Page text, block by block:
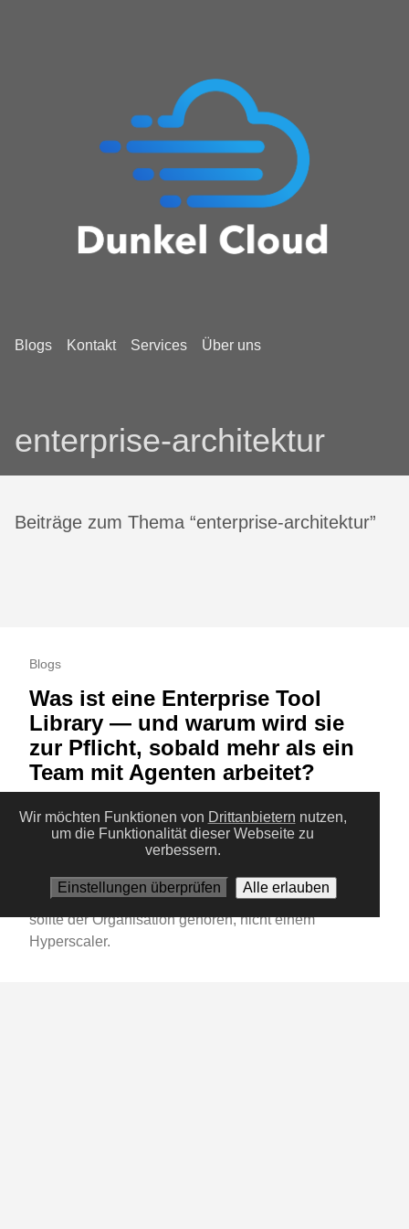
Wir möchten Funktionen von Drittanbietern nutzen,
um die Funktionalität dieser Webseite zu
verbessern.
Einstellungen überprüfen Alle erlauben
Blogs Kontakt Services Über uns
enterprise-architektur
Beiträge zum Thema “enterprise-architektur”
Blogs
Was ist eine Enterprise Tool
Library — und warum wird sie
zur Pflicht, sobald mehr als ein
Team mit Agenten arbeitet?
Eine Enterprise Tool Library ist die versionierte,
auditierbare und zentral autorisierte Sammlung aller
API-Werkzeuge, die KI-Agenten in einer Organisation
nutzen dürfen. Sobald mehr als ein Team mit Agenten
arbeitet, wird sie zur Pflichtinfrastruktur — und sie
sollte der Organisation gehören, nicht einem
Hyperscaler.